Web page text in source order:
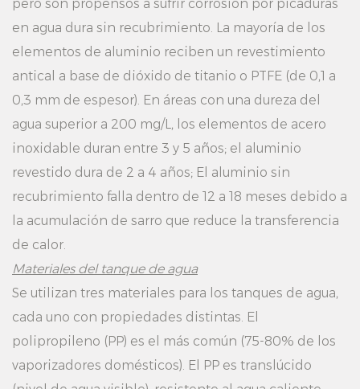
pero son propensos a sufrir corrosión por picaduras
en agua dura sin recubrimiento. La mayoría de los
elementos de aluminio reciben un revestimiento
antical a base de dióxido de titanio o PTFE (de 0,1 a
0,3 mm de espesor). En áreas con una dureza del
agua superior a 200 mg/L, los elementos de acero
inoxidable duran entre 3 y 5 años; el aluminio
revestido dura de 2 a 4 años; El aluminio sin
recubrimiento falla dentro de 12 a 18 meses debido a
la acumulación de sarro que reduce la transferencia
de calor.
Materiales del tanque de agua
Se utilizan tres materiales para los tanques de agua,
cada uno con propiedades distintas. El
polipropileno (PP) es el más común (75-80% de los
vaporizadores domésticos). El PP es translúcido